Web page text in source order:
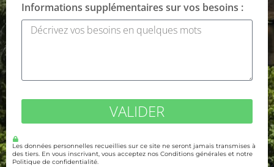
Informations supplémentaires sur vos besoins :
VALIDER
Les données personnelles recueillies sur ce site ne seront jamais transmises à
des tiers. En vous inscrivant, vous acceptez nos Conditions générales et notre
Politique de confidentialité.